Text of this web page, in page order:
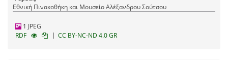
Εθνική Πινακοθήκη και Μουσείο Αλέξανδρου Σούτσου
1 JPEG
RDF
| CC BY-NC-ND 4.0 GR